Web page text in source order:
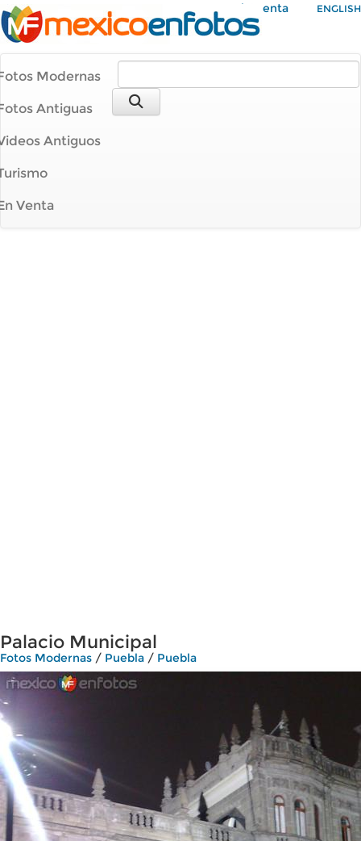
Mi Cuenta ENGLISH
Modernas
Antiguas
Antiguos
Venta
Palacio Municipal
Fotos Modernas / Puebla / Puebla